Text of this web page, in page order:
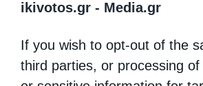
ikivotos.gr - Media.gr
If you wish to opt-out of the
third parties, or processing
Πανήγυρη Ιερού Καθεδρικού Ναού
Μεταμορφώσεως του Σωτήρος